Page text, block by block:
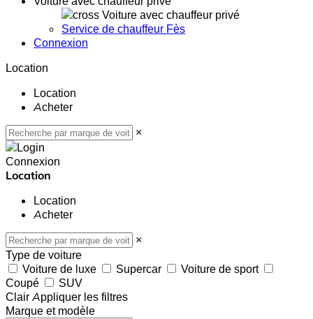
Voiture avec chauffeur privé
Service de chauffeur Fès
Connexion
Location
Location
Acheter
×
Connexion
Location
Location
Acheter
×
Type de voiture
Voiture de luxe
Supercar
Voiture de sport
Coupé
SUV
Clair Appliquer les filtres
Marque et modèle